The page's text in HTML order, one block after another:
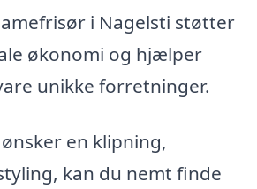
i Nagelsti støtter
økonomi og hjælper
unikke forretninger.
en klipning,
kan du nemt finde